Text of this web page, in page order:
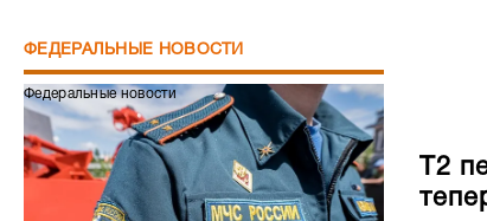
ФЕДЕРАЛЬНЫЕ НОВОСТИ
Федеральные новости
Т2